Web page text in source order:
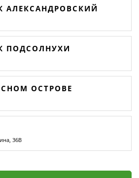
АЛЕКСАНДРОВСКИЙ
ПОДСОЛНУХИ
ОСТРОВЕ
36В